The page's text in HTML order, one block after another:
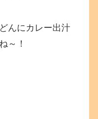
んにカレー出汁
～！